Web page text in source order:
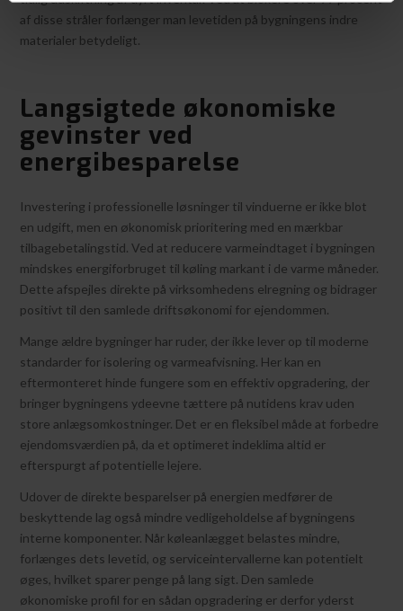
af disse stråler forlænger man levetiden på bygningens indre
materialer betydeligt.
Langsigtede økonomiske
gevinster ved
energibesparelse
Investering i professionelle løsninger til vinduerne er ikke blot
en udgift, men en økonomisk prioritering med en mærkbar
tilbagebetalingstid. Ved at reducere varmeindtaget i bygningen
mindskes energiforbruget til køling markant i de varme måneder.
Dette afspejles direkte på virksomhedens elregning og bidrager
positivt til den samlede driftsøkonomi for ejendommen.
Mange ældre bygninger har ruder, der ikke lever op til moderne
standarder for isolering og varmeafvisning. Her kan en
eftermonteret hinde fungere som en effektiv opgradering, der
bringer bygningens ydeevne tættere på nutidens krav uden
store anlægsomkostninger. Det er en fleksibel måde at forbedre
ejendomsværdien på, da et optimeret indeklima altid er
efterspurgt af potentielle lejere.
Udover de direkte besparelser på energien medfører de
beskyttende lag også mindre vedligeholdelse af bygningens
interne komponenter. Når køleanlægget belastes mindre,
forlænges dets levetid, og serviceintervallerne kan potentielt
øges, hvilket sparer penge på lang sigt. Den samlede
økonomiske profil for en sådan opgradering er derfor yderst